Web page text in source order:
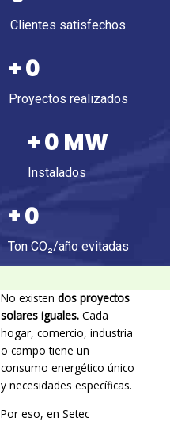
Clientes satisfechos
+0
Proyectos realizados
+0 MW
Instalados
+0
Ton CO₂/año evitadas
No existen dos proyectos
solares iguales. Cada
hogar, comercio, industria
o campo tiene un
consumo energético único
y necesidades específicas.
Por eso, en Setec